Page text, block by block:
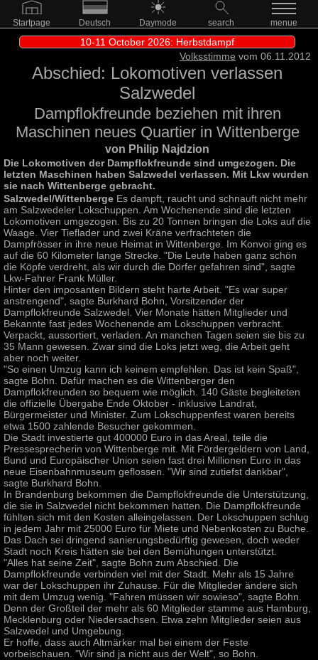
Startpage Deutsch Daymode search menue
10-11 October 2026: Herbstdampf
Volksstimme vom 06.11.2012
Abschied: Lokomotiven verlassen
Salzwedel
Dampflokfreunde beziehen mit ihren
Maschinen neues Quartier in Wittenberge
von Philip Najdzion
Die Lokomotiven der Dampflokfreunde sind umgezogen. Die
letzten Maschinen haben Salzwedel verlassen. Mit Lkw wurden
sie nach Wittenberge gebracht.
Salzwedel/Wittenberge Es dampft, raucht und schnauft nicht mehr
am Salzwedeler Lokschuppen. Am Wochenende sind die letzten
Lokomotiven umgezogen. Bis zu 20 Tonnen bringen die Loks auf die
Waage. Vier Tieflader und zwei Kräne verfrachteten die
Dampfrösser in ihre neue Heimat in Wittenberge. Im Konvoi ging es
auf die 60 Kilometer lange Strecke. "Die Leute haben ganz schön
die Köpfe verdreht, als wir durch die Dörfer gefahren sind", sagte
Lkw-Fahrer Frank Müller.
Hinter den imposanten Bildern steht harte Arbeit. "Es war super
anstrengend", sagte Burkhard Bohn, Vorsitzender der
Dampflokfreunde Salzwedel. Vier Monate hätten Mitglieder und
Bekannte fast jedes Wochenende am Lokschuppen verbracht.
Verpackt, aussortiert, verladen. An manchen Tagen seien sie bis zu
35 Mann gewesen. Zwar sind die Loks jetzt weg, die Arbeit geht
aber noch weiter.
"So einen Umzug kann ich keinem empfehlen. Das ist kein Spaß",
sagte Bohn. Dafür machen es die Wittenberger den
Dampflokfreunden so bequem wie möglich. 140 Gäste begleiteten
die offizielle Übergabe Ende Oktober - inklusive Landrat,
Bürgermeister und Minister. Zum Lokschuppenfest waren bereits
etwa 1500 zahlende Besucher gekommen.
Die Stadt investierte gut 400000 Euro in das Areal, teile die
Pressesprecherin von Wittenberge mit. Mit Fördergeldern von Land,
Bund und Europäischer Union seien fast drei Millionen Euro in das
neue Eisenbahnmuseum geflossen. "Wir sind zutiefst dankbar",
sagte Burkhard Bohn.
In Brandenburg bekommen die Dampflokfreunde die Unterstützung,
die sie in Salzwedel nicht bekommen hatten. Die Dampflokfreunde
fühlten sich mit den Kosten alleingelassen. Der Lokschuppen schlug
in jedem Jahr mit 25000 Euro für Miete und Nebenkosten zu Buche.
Das Dach sei dringend sanierungsbedürftig gewesen, doch weder
Stadt noch Kreis hätten sie bei den Bemühungen unterstützt.
"Alles hat seine Zeit", sagte Bohn zum Abschied. Die
Dampflokfreunde verbinden viel mit der Stadt. Mehr als 15 Jahre
war der Lokschuppen ihr Zuhause. Für die Mitglieder ändere sich
mit dem Umzug wenig. "Fahren müssen wir sowieso", sagte Bohn.
Denn der Großteil der mehr als 60 Mitglieder stamme aus Hamburg,
Mecklenburg oder Niedersachsen. Etwa zehn Mitglieder seien aus
Salzwedel und Umgebung.
Er hoffe, dass auch Altmärker mal bei einem der Feste
vorbeischauen. "Wir sind ja nicht aus der Welt", so Bohn.